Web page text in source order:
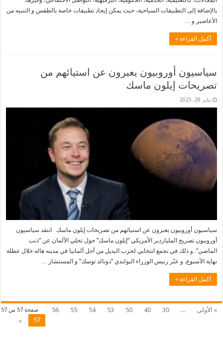
بالإضافة إلى التطبيقات السياحية، حيث يمكن إيجاد تطبيقات خاصة بالطقس و التنبيه من
الأعاصير و …
أكمل القراءة »
سياسيون أوروبيون يعبرون عن استيائهم من
تصريحات إيلون ماسك
يناير 28, 2025
سياسيون أوروبيون يعبرون عن استيائهم من تصريحات إيلون ماسك انتقد سياسيون
أوروبيون تصريح الملياردير الأمريكي “إيلون ماسك” حول تخلي الألمان عن “ذنب
الماضي”. و ذلك في تجمع انتخابي لحزب البديل من أجل ألمانيا في مدينه هاله خلال عطلة
نهاية الأسبوع. و عبّر رىيس الوزراء البولندي “دونالد توسك” و المستشار …
أكمل القراءة »
صفحة 57 من 57 « الأولى ...
30
40
50
53
54
55
56
57
»